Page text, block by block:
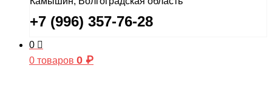
+7 (996) 357-76-28
0
0 товаров 0 ₽